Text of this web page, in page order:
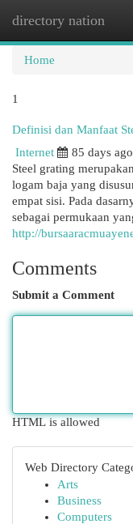
directory nation
Home
1
Definisi dan Manfaat
Internet
85 days ago
Steel grating
logam baja yang
empat sisi. Pada
sebagai permukaan
http://
Comments
Submit a Comment
HTML is allowed
Web Directory
Arts
Business
Computers